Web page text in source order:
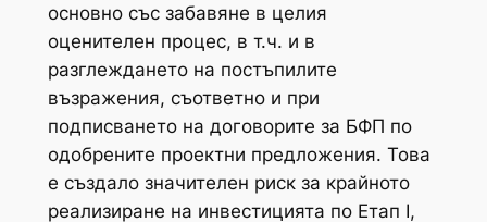
основно със забавяне в целия
оценителен процес, в т.ч. и в
разглеждането на постъпилите
възражения, съответно и при
подписването на договорите за БФП по
одобрените проектни предложения. Това
е създало значителен риск за крайното
реализиране на инвестицията по Етап I,